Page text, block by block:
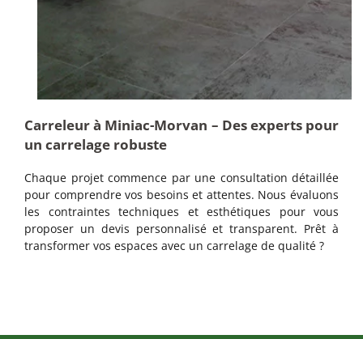
Carreleur à Miniac-Morvan – Des experts pour
un carrelage robuste
Chaque projet commence par une consultation détaillée
pour comprendre vos besoins et attentes. Nous évaluons
les contraintes techniques et esthétiques pour vous
proposer un devis personnalisé et transparent. Prêt à
transformer vos espaces avec un carrelage de qualité ?